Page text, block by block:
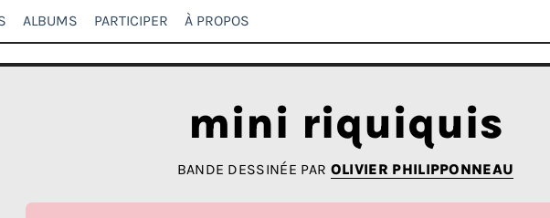
ALBUMS PARTICIPER À PROPOS
mini riquiquis
BANDE DESSINÉE PAR OLIVIER PHILIPPONNEAU